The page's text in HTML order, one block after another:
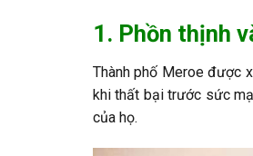
1. Phồn thịnh
Thành phố Meroe được
khi thất bại trước sức
của họ.